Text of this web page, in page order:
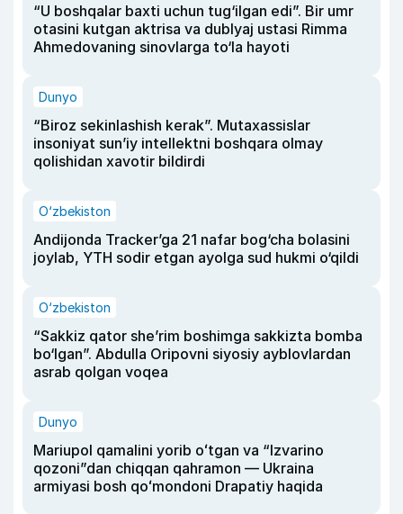
“U boshqalar baxti uchun tug‘ilgan edi”. Bir umr
otasini kutgan aktrisa va dublyaj ustasi Rimma
Ahmedovaning sinovlarga to‘la hayoti
Dunyo
“Biroz sekinlashish kerak”. Mutaxassislar
insoniyat sun’iy intellektni boshqara olmay
qolishidan xavotir bildirdi
O‘zbekiston
Andijonda Tracker’ga 21 nafar bog‘cha bolasini
joylab, YTH sodir etgan ayolga sud hukmi o‘qildi
O‘zbekiston
“Sakkiz qator she’rim boshimga sakkizta bomba
bo‘lgan”. Abdulla Oripovni siyosiy ayblovlardan
asrab qolgan voqea
Dunyo
Mariupol qamalini yorib oʻtgan va “Izvarino
qozoni”dan chiqqan qahramon — Ukraina
armiyasi bosh qoʻmondoni Drapatiy haqida